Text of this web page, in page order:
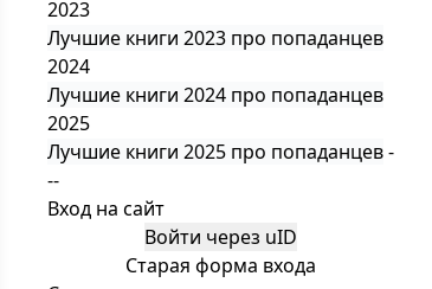
2023
Лучшие книги 2023 про попаданцев
2024
Лучшие книги 2024 про попаданцев
2025
Лучшие книги 2025 про попаданцев-
--
Вход на сайт
Войти через uID
Старая форма входа